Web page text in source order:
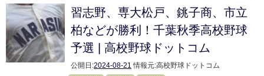
習志野、専大松戸、銚子商、市立
柏などが勝利！千葉秋季高校野球
予選 | 高校野球ドットコム
公開日:2024-08-21 情報元:高校野球ドットコム